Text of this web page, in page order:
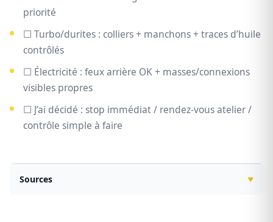
priorité
☐ Turbo/durites : colliers + manchons + traces d’huile
contrôlés
☐ Électricité : feux arrière OK + masses/connexions
visibles propres
☐ J’ai décidé : stop immédiat / rendez-vous atelier /
contrôle simple à faire
Sources